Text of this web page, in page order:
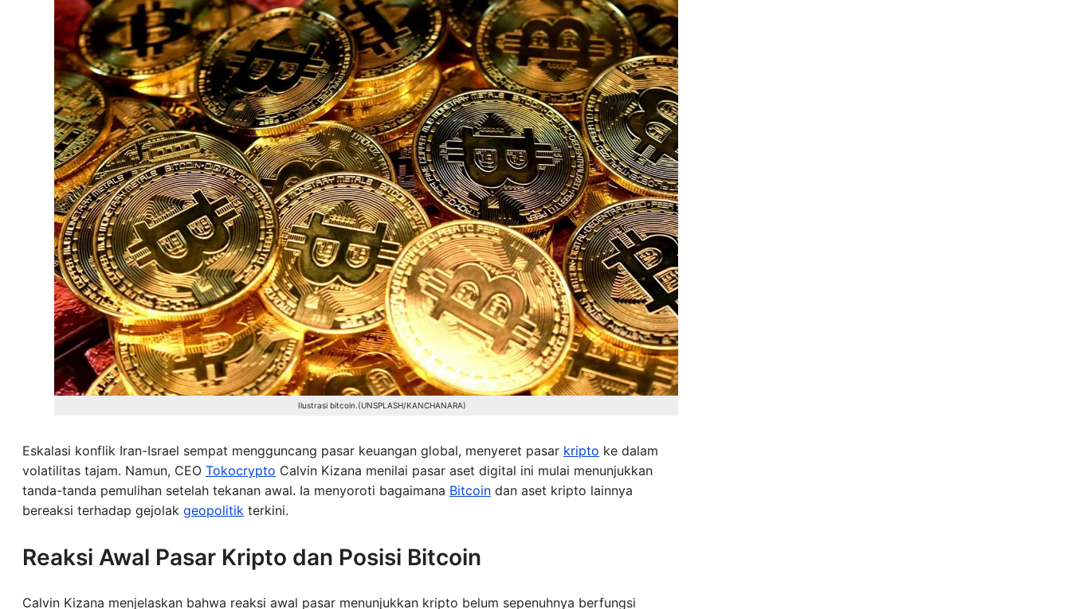
Ilustrasi bitcoin.(UNSPLASH/KANCHANARA)
Eskalasi konflik Iran-Israel sempat mengguncang pasar keuangan global, menyeret pasar kripto ke dalam
volatilitas tajam. Namun, CEO Tokocrypto Calvin Kizana menilai pasar aset digital ini mulai menunjukkan
tanda-tanda pemulihan setelah tekanan awal. Ia menyoroti bagaimana Bitcoin dan aset kripto lainnya
bereaksi terhadap gejolak geopolitik terkini.
Reaksi Awal Pasar Kripto dan Posisi Bitcoin
Calvin Kizana menjelaskan bahwa reaksi awal pasar menunjukkan kripto belum sepenuhnya berfungsi